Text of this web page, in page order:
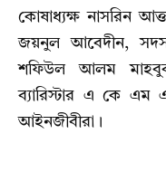
কোষাধ্যক্ষ নাসরিন
জয়নুল আবেদীন,
শফিউল আলম
ব্যারিস্টার এ কে এম
আইনজীবীরা।